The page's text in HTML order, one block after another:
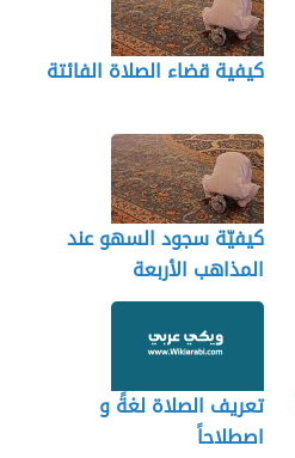
كيفية قضاء الصلاة الفائتة
كيفيّة سجود السهو عند
المذاهب الأربعة
تعريف الصلاة لغةً و
اصطلاحاً